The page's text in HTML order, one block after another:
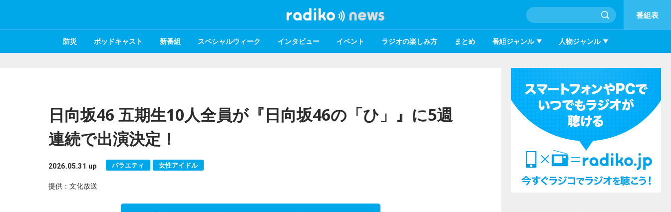
番組表
防災 ポッドキャスト 新番組 スペシャルウィーク インタビュー イベント ラジオの楽しみ方 まとめ 番組ジャンル 人物ジャンル
日向坂46 五期生10人全員が『日向坂46の「ひ」』に5週
連続で出演決定！
2026.05.31 up バラエティ 女性アイドル
提供：文化放送